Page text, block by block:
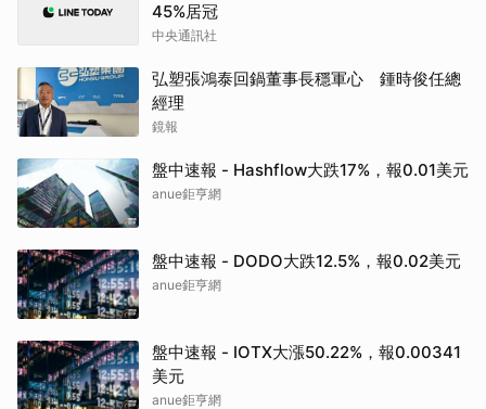
45%居冠
中央通訊社
弘塑張鴻泰回鍋董事長穩軍心 鍾時俊任總
經理
鏡報
盤中速報 - Hashflow大跌17%，報0.01美元
anue鉅亨網
盤中速報 - DODO大跌12.5%，報0.02美元
anue鉅亨網
盤中速報 - IOTX大漲50.22%，報0.00341
美元
anue鉅亨網